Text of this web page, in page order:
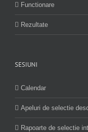
Functionare
Rezultate
SESIUNI
Calendar
Apeluri de selectie
Rapoarte de selectie